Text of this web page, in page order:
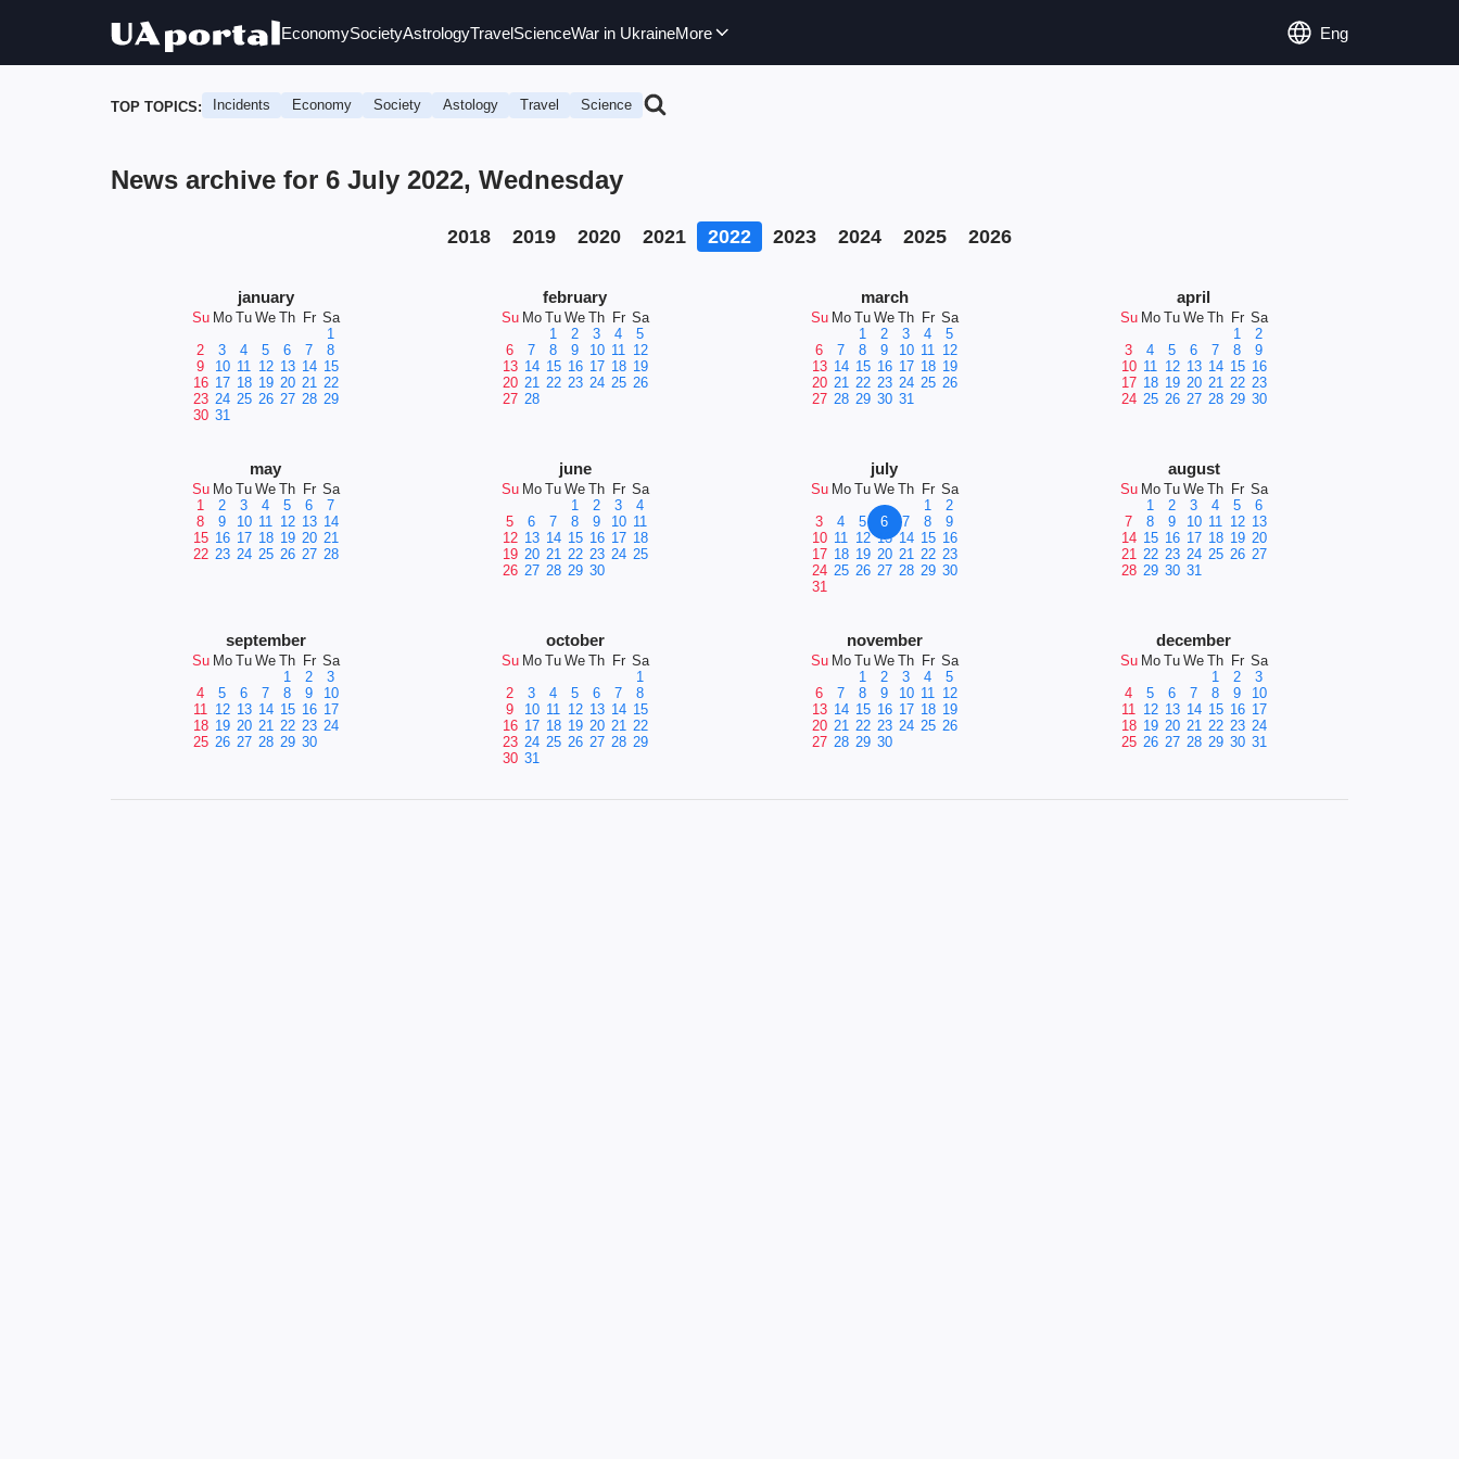
EconomySocietyAstrologyTravelScienceWar in UkraineMore Eng
TOP TOPICS: Incidents Economy Society Astology Travel Science
News archive for 6 July 2022, Wednesday
2018 2019 2020 2021 2022 2023 2024 2025 2026
january
Su Mo Tu We Th Fr Sa
1
2
3 4 5 6 7
8
9
10 11 12 13 14 15
16 17 18 19 20 21 22
23 24 25 26 27 28 29
30 31
february
Su Mo Tu We Th Fr Sa
1
2 3 4
5
6
7 8 9 10 11 12
13 14 15 16 17 18 19
20 21 22 23 24 25 26
27 28
march
Su Mo Tu We Th Fr Sa
1
2 3 4
5
6
7 8 9 10 11 12
13 14 15 16 17 18 19
20 21 22 23 24 25 26
27 28 29 30 31
april
Su Mo Tu We Th Fr Sa
1
2
3
4 5 6 7 8
9
10 11 12 13 14 15 16
17 18 19 20 21 22 23
24 25 26 27 28 29 30
may
Su Mo Tu We Th Fr Sa
1
2 3 4 5 6
7
8
9 10 11 12 13 14
15 16 17 18 19 20 21
22 23 24 25 26 27 28
june
Su Mo Tu We Th Fr Sa
1
2 3
4
5
6 7 8 9 10 11
12 13 14 15 16 17 18
19 20 21 22 23 24 25
26 27 28 29 30
july
Su Mo Tu We Th Fr Sa
1
2
3
4 5 6 7 8
9
10 11 12 13 14 15 16
17 18 19 20 21 22 23
24 25 26 27 28 29 30
31
august
Su Mo Tu We Th Fr Sa
1
2 3 4 5
6
7
8 9 10 11 12 13
14 15 16 17 18 19 20
21 22 23 24 25 26 27
28 29 30 31
september
Su Mo Tu We Th Fr Sa
1
2
3
4
5 6 7 8 9
10
11 12 13 14 15 16 17
18 19 20 21 22 23 24
25 26 27 28 29 30
october
Su Mo Tu We Th Fr Sa
1
2
3 4 5 6 7
8
9
10 11 12 13 14 15
16 17 18 19 20 21 22
23 24 25 26 27 28 29
30 31
november
Su Mo Tu We Th Fr Sa
1
2 3 4
5
6
7 8 9 10 11 12
13 14 15 16 17 18 19
20 21 22 23 24 25 26
27 28 29 30
december
Su Mo Tu We Th Fr Sa
1
2
3
4
5 6 7 8 9
10
11 12 13 14 15 16 17
18 19 20 21 22 23 24
25 26 27 28 29 30 31